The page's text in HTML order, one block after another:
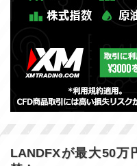
LANDFXが最大50万